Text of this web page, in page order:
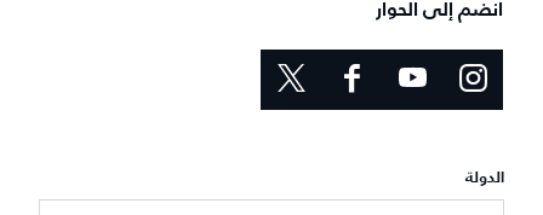
انضم إلى الحوار
الدولة